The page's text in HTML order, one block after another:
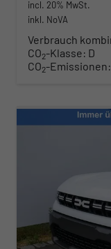
incl. 20% MwSt.
inkl. NoVA
Verbrauch
CO2-Klasse: D
CO2-Emissionen: